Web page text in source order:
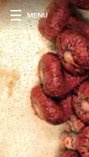
MENU